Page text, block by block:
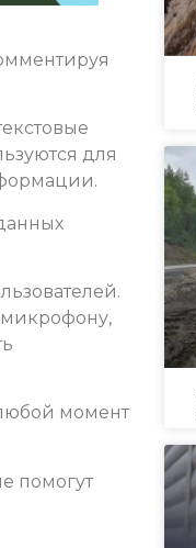
для
микрофону,
момент
помогут